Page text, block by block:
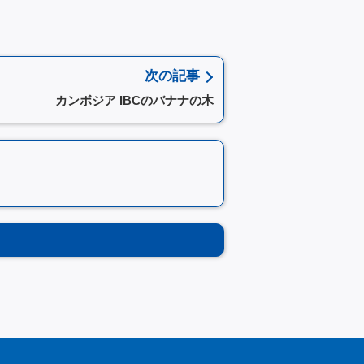
次の記事
カンボジア IBCのバナナの木